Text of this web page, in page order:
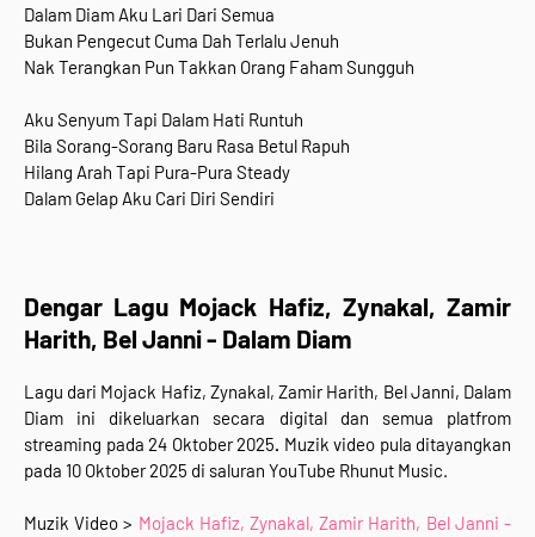
Dalam Diam Aku Lari Dari Semua
Bukan Pengecut Cuma Dah Terlalu Jenuh
Nak Terangkan Pun Takkan Orang Faham Sungguh
Aku Senyum Tapi Dalam Hati Runtuh
Bila Sorang-Sorang Baru Rasa Betul Rapuh
Hilang Arah Tapi Pura-Pura Steady
Dalam Gelap Aku Cari Diri Sendiri
Dengar Lagu Mojack Hafiz, Zynakal, Zamir
Harith, Bel Janni - Dalam Diam
Lagu dari Mojack Hafiz, Zynakal, Zamir Harith, Bel Janni, Dalam
Diam
ini dikeluarkan secara digital dan semua platfrom
streaming pada 24 Oktober 2025. Muzik video pula ditayangkan
pada 10 Oktober 2025 di saluran YouTube Rhunut Music.
Muzik Video > Mojack Hafiz, Zynakal, Zamir Harith, Bel Janni -